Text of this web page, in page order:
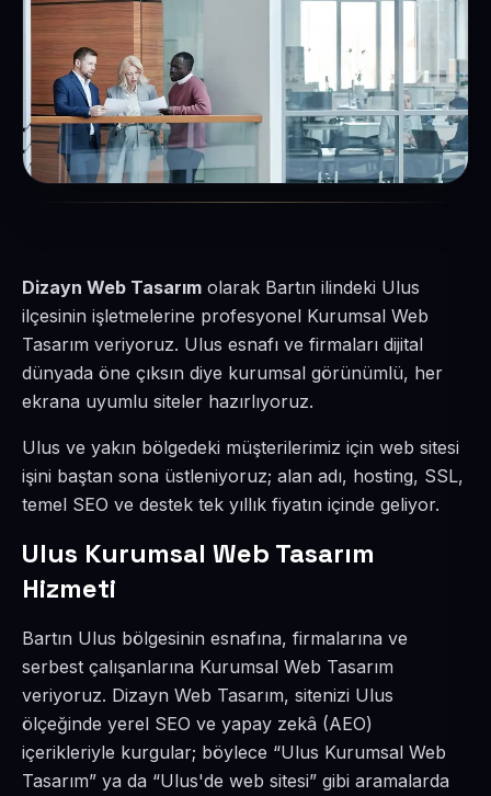
Dizayn Web Tasarım olarak Bartın ilindeki Ulus
ilçesinin işletmelerine profesyonel Kurumsal Web
Tasarım veriyoruz. Ulus esnafı ve firmaları dijital
dünyada öne çıksın diye kurumsal görünümlü, her
ekrana uyumlu siteler hazırlıyoruz.
Ulus ve yakın bölgedeki müşterilerimiz için web sitesi
işini baştan sona üstleniyoruz; alan adı, hosting, SSL,
temel SEO ve destek tek yıllık fiyatın içinde geliyor.
Ulus Kurumsal Web Tasarım
Hizmeti
Bartın Ulus bölgesinin esnafına, firmalarına ve
serbest çalışanlarına Kurumsal Web Tasarım
veriyoruz. Dizayn Web Tasarım, sitenizi Ulus
ölçeğinde yerel SEO ve yapay zekâ (AEO)
içerikleriyle kurgular; böylece “Ulus Kurumsal Web
Tasarım” ya da “Ulus'de web sitesi” gibi aramalarda